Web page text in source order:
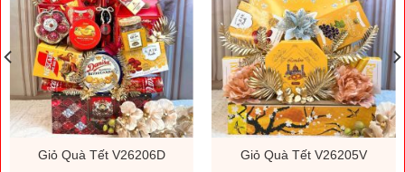
Giỏ Quà Tết V26206D Giỏ Quà Tết V26205V